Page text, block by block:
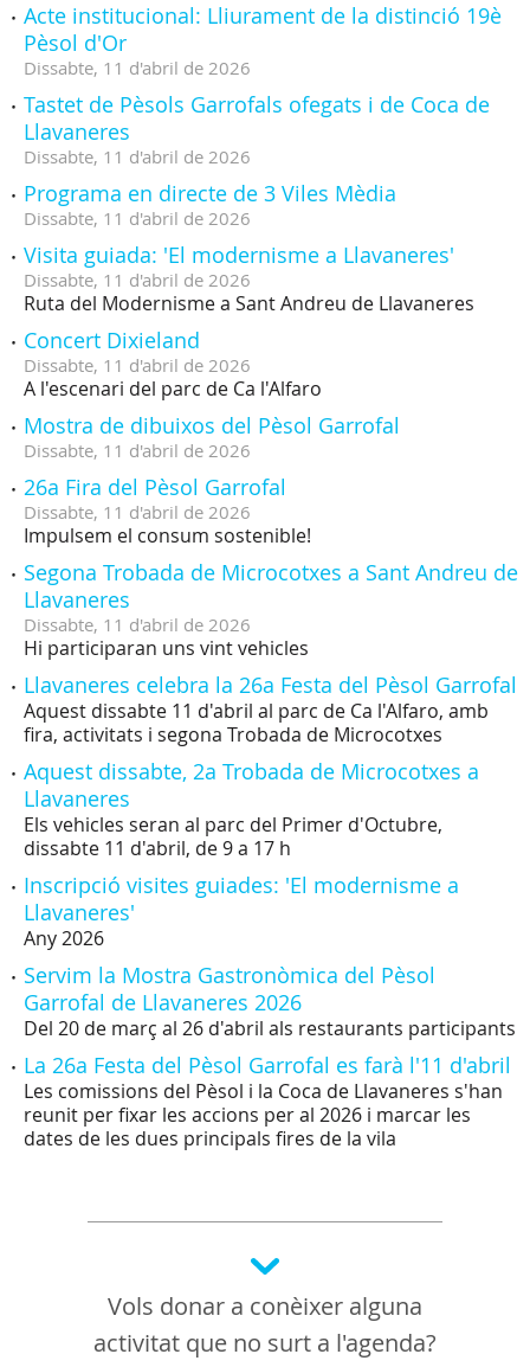
Acte institucional: Lliurament de la distinció 19è
Pèsol d'Or
Dissabte, 11 d'abril de 2026
Tastet de Pèsols Garrofals ofegats i de Coca de
Llavaneres
Dissabte, 11 d'abril de 2026
Programa en directe de 3 Viles Mèdia
Dissabte, 11 d'abril de 2026
Visita guiada: 'El modernisme a Llavaneres'
Dissabte, 11 d'abril de 2026
Ruta del Modernisme a Sant Andreu de Llavaneres
Concert Dixieland
Dissabte, 11 d'abril de 2026
A l'escenari del parc de Ca l'Alfaro
Mostra de dibuixos del Pèsol Garrofal
Dissabte, 11 d'abril de 2026
26a Fira del Pèsol Garrofal
Dissabte, 11 d'abril de 2026
Impulsem el consum sostenible!
Segona Trobada de Microcotxes a Sant Andreu de
Llavaneres
Dissabte, 11 d'abril de 2026
Hi participaran uns vint vehicles
Llavaneres celebra la 26a Festa del Pèsol Garrofal
Aquest dissabte 11 d'abril al parc de Ca l'Alfaro, amb
fira, activitats i segona Trobada de Microcotxes
Aquest dissabte, 2a Trobada de Microcotxes a
Llavaneres
Els vehicles seran al parc del Primer d'Octubre,
dissabte 11 d'abril, de 9 a 17 h
Inscripció visites guiades: 'El modernisme a
Llavaneres'
Any 2026
Servim la Mostra Gastronòmica del Pèsol
Garrofal de Llavaneres 2026
Del 20 de març al 26 d'abril als restaurants participants
La 26a Festa del Pèsol Garrofal es farà l'11 d'abril
Les comissions del Pèsol i la Coca de Llavaneres s'han
reunit per fixar les accions per al 2026 i marcar les
dates de les dues principals fires de la vila
Vols donar a conèixer alguna
activitat que no surt a l'agenda?